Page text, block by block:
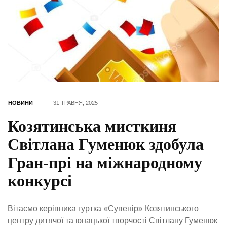
НОВИНИ 31 ТРАВНЯ, 2025
Козятинська мисткиня
Світлана Гуменюк здобула
Гран-прі на міжнародному
конкурсі
Вітаємо керівника гуртка «Сувенір» Козятинського
центру дитячої та юнацької творчості Світлану Гуменюк